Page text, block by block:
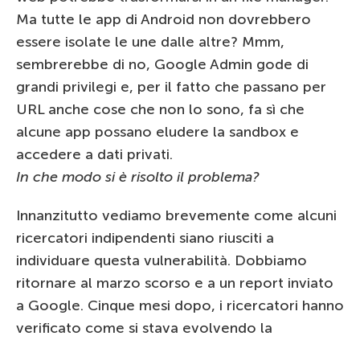
Ma tutte le app di Android non dovrebbero
essere isolate le une dalle altre? Mmm,
sembrerebbe di no, Google Admin gode di
grandi privilegi e, per il fatto che passano per
URL anche cose che non lo sono, fa sì che
alcune app possano eludere la sandbox e
accedere a dati privati.
In che modo si è risolto il problema?
Innanzitutto vediamo brevemente come alcuni
ricercatori indipendenti siano riusciti a
individuare questa vulnerabilità. Dobbiamo
ritornare al marzo scorso e a un report inviato
a Google. Cinque mesi dopo, i ricercatori hanno
verificato come si stava evolvendo la